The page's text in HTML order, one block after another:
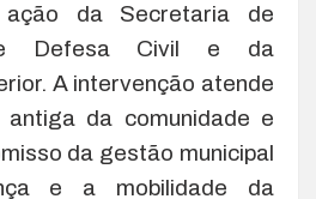
da Secretaria de
e Defesa Civil e da
A intervenção atende
antiga da comunidade e
da gestão municipal
e a mobilidade da